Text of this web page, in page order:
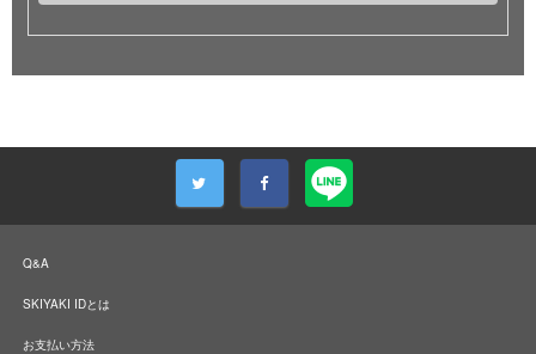
Q&A
SKIYAKI IDとは
お支払い方法